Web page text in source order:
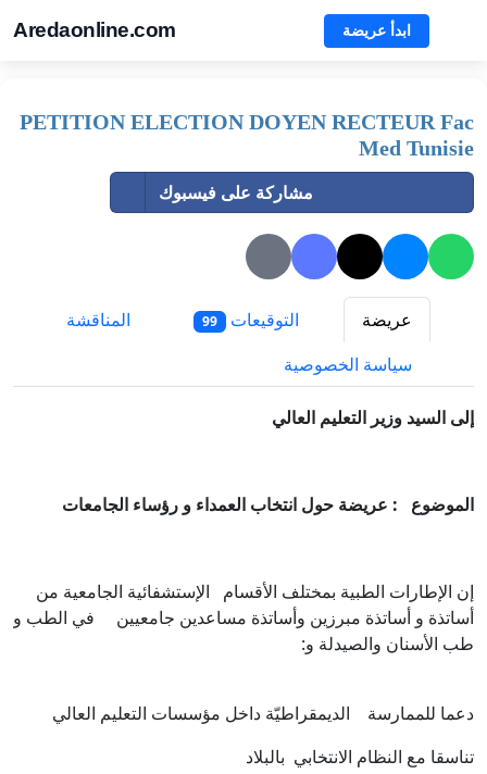
Aredaonline.com ابدأ عريضة
PETITION ELECTION DOYEN RECTEUR Fac
Med Tunisie
مشاركة على فيسبوك
عريضة التوقيعات 99
المناقشة
سياسة الخصوصية
إلى السيد وزير التعليم العالي
الموضوع : عريضة حول انتخاب العمداء و رؤساء الجامعات
إن الإطارات الطبية بمختلف الأقسام الإستشفائية الجامعية من
أساتذة و أساتذة مبرزين وأساتذة مساعدين جامعيين في الطب و
طب الأسنان والصيدلة و:
دعما للممارسة الديمقراطيّة داخل مؤسسات التعليم العالي
تناسقا مع النظام الانتخابي بالبلاد